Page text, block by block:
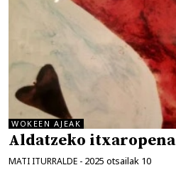
WOKEEN AJEAK
Aldatzeko itxaropena
MATI ITURRALDE - 2025 otsailak 10